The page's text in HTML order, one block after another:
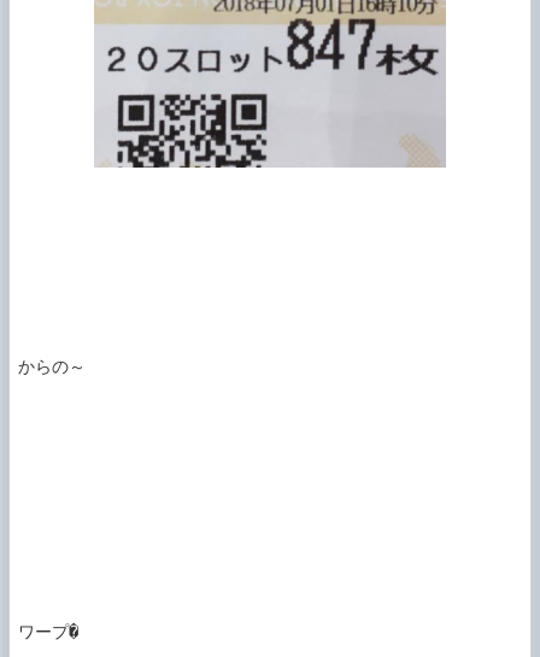
からの～
ワープ�